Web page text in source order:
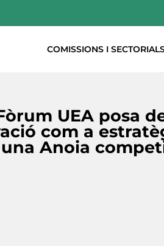
COMISSIONS I
UEA posa
com a
Anoia